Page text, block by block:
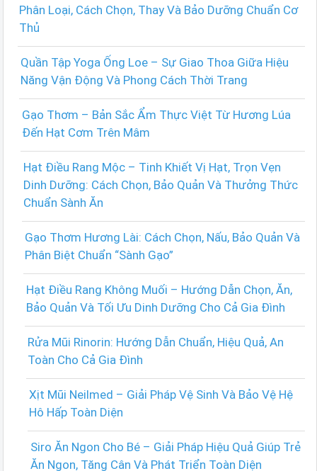
Phân Loại, Cách Chọn, Thay Và Bảo Dưỡng Chuẩn Cơ
Thủ
Quần Tập Yoga Ống Loe – Sự Giao Thoa Giữa Hiệu
Năng Vận Động Và Phong Cách Thời Trang
Gạo Thơm – Bản Sắc Ẩm Thực Việt Từ Hương Lúa
Đến Hạt Cơm Trên Mâm
Hạt Điều Rang Mộc – Tinh Khiết Vị Hạt, Trọn Vẹn
Dinh Dưỡng: Cách Chọn, Bảo Quản Và Thưởng Thức
Chuẩn Sành Ăn
Gạo Thơm Hương Lài: Cách Chọn, Nấu, Bảo Quản Và
Phân Biệt Chuẩn “Sành Gạo”
Hạt Điều Rang Không Muối – Hướng Dẫn Chọn, Ăn,
Bảo Quản Và Tối Ưu Dinh Dưỡng Cho Cả Gia Đình
Rửa Mũi Rinorin: Hướng Dẫn Chuẩn, Hiệu Quả, An
Toàn Cho Cả Gia Đình
Xịt Mũi Neilmed – Giải Pháp Vệ Sinh Và Bảo Vệ Hệ
Hô Hấp Toàn Diện
Siro Ăn Ngon Cho Bé – Giải Pháp Hiệu Quả Giúp Trẻ
Ăn Ngon, Tăng Cân Và Phát Triển Toàn Diện